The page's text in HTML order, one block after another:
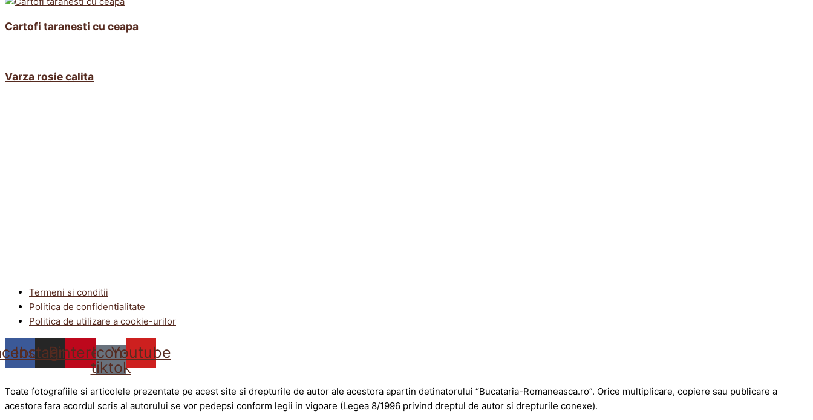
Cartofi taranesti cu ceapa
Varza rosie calita
Termeni si conditii
Politica de confidentialitate
Politica de utilizare a cookie-urilor
Instagram
Pinterest
Icon-
tiktok
Youtube
Toate fotografiile si articolele prezentate pe acest site si drepturile de autor ale acestora apartin detinatorului “Bucataria-Romaneasca.ro”. Orice multiplicare, copiere sau publicare a
acestora fara acordul scris al autorului se vor pedepsi conform legii in vigoare (Legea 8/1996 privind dreptul de autor si drepturile conexe).